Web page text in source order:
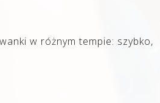
w różnym tempie: szybko,